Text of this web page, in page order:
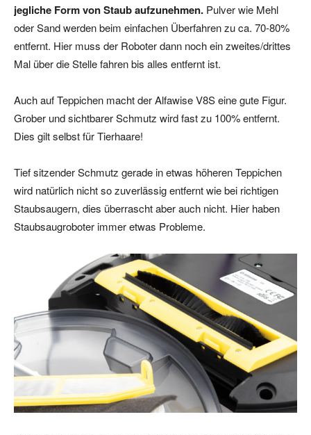
jegliche Form von Staub aufzunehmen. Pulver wie Mehl
oder Sand werden beim einfachen Überfahren zu ca. 70-80%
entfernt. Hier muss der Roboter dann noch ein zweites/drittes
Mal über die Stelle fahren bis alles entfernt ist.
Auch auf Teppichen macht der Alfawise V8S eine gute Figur.
Grober und sichtbarer Schmutz wird fast zu 100% entfernt.
Dies gilt selbst für Tierhaare!
Tief sitzender Schmutz gerade in etwas höheren Teppichen
wird natürlich nicht so zuverlässig entfernt wie bei richtigen
Staubsaugern, dies überrascht aber auch nicht. Hier haben
Staubsaugroboter immer etwas Probleme.